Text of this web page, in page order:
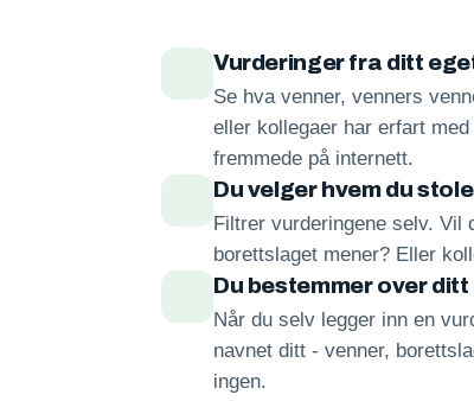
Vurderinger fra ditt
Se hva venner, venners
eller kollegaer har erfart
fremmede på internett.
Du velger hvem du
Filtrer vurderingene selv. Vil
borettslaget mener? Eller
Du bestemmer over
Når du selv legger inn en
navnet ditt - venner,
ingen.